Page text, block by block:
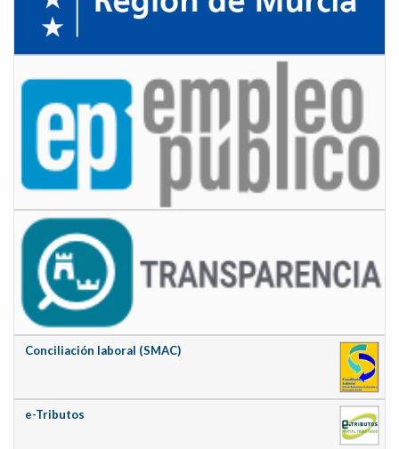
Conciliación laboral (SMAC)
e-Tributos